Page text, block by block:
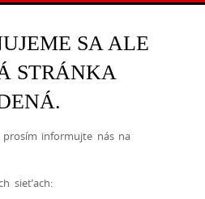
SA ALE
STRÁNKA
informujte nás na
sieťach: